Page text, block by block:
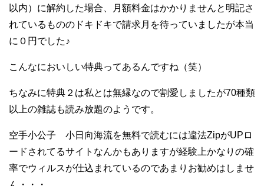
以内）に解約した場合、月額料金はかかりませんと明記さ
れているもののドキドキで請求月を待っていましたが本当
に０円でした♪
こんなにおいしい特典ってあるんですね（笑）
ちなみに特典２は私とは無縁なので割愛しましたが70種類
以上の雑誌も読み放題のようです。
空手小公子 小日向海流を無料で読むには違法ZipがUPロ
ードされてるサイトなんかもありますが経験上かなりの確
率でウィルスが仕込まれているのであまりお勧めはしませ